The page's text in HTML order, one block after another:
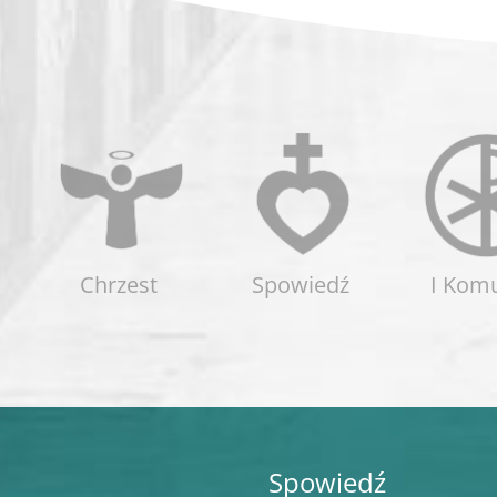
Chrzest Spowiedź I
Spowiedź